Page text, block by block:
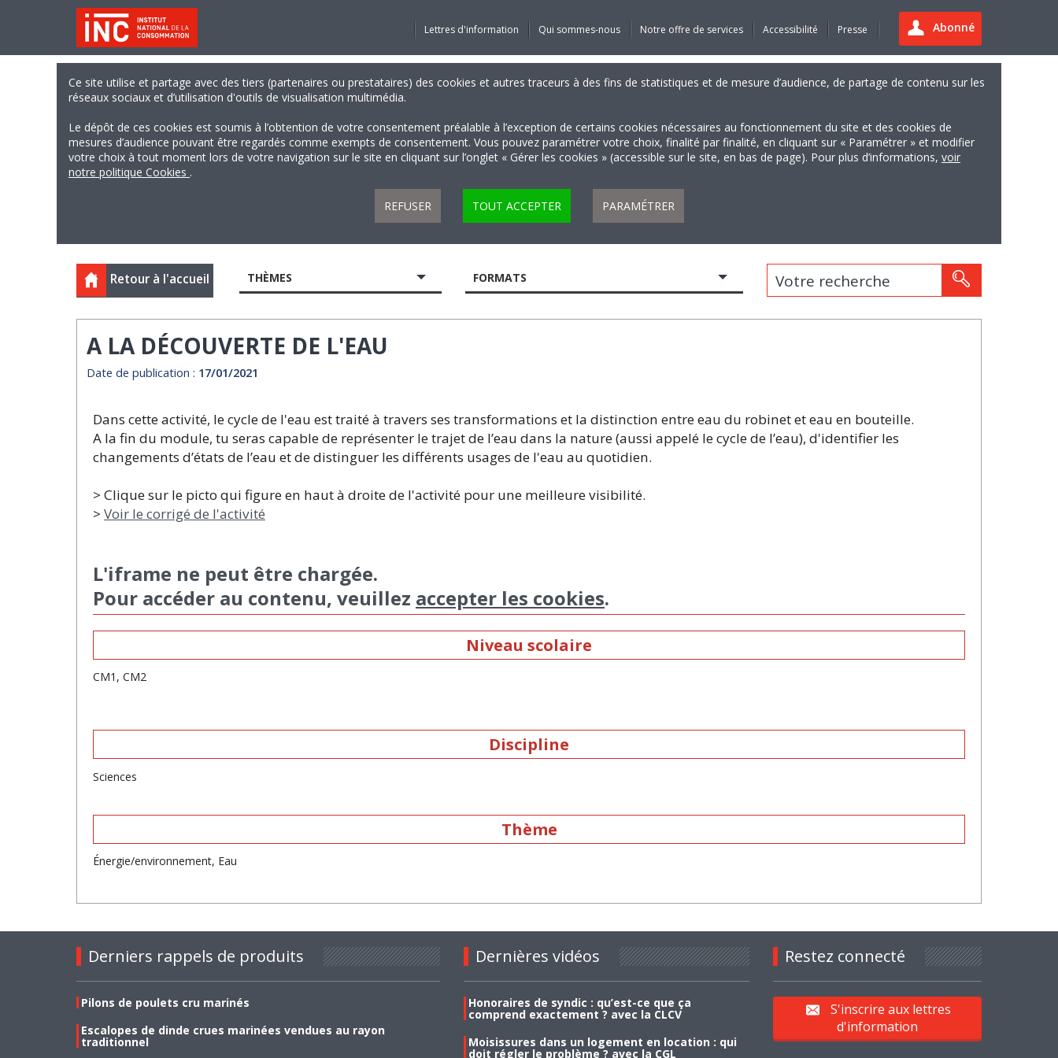
Abonné
Lettres d'information Qui sommes-nous Notre offre de services Accessibilité Presse
Ce site utilise et partage avec des tiers (partenaires ou prestataires) des cookies et autres traceurs à des fins de statistiques et de mesure d’audience, de partage de contenu sur les
réseaux sociaux et d’utilisation d'outils de visualisation multimédia.
Le dépôt de ces cookies est soumis à l’obtention de votre consentement préalable à l’exception de certains cookies nécessaires au fonctionnement du site et des cookies de
mesures d’audience pouvant être regardés comme exempts de consentement. Vous pouvez paramétrer votre choix, finalité par finalité, en cliquant sur « Paramétrer » et modifier
votre choix à tout moment lors de votre navigation sur le site en cliquant sur l’onglet « Gérer les cookies » (accessible sur le site, en bas de page). Pour plus d’informations, voir
notre politique Cookies .
REFUSER TOUT ACCEPTER PARAMÉTRER
Retour à l'accueil THÈMES FORMATS Votre recherche
A LA DÉCOUVERTE DE L'EAU
Date de publication : 17/01/2021
Dans cette activité, le cycle de l'eau est traité à travers ses transformations et la distinction entre eau du robinet et eau en bouteille.
A la fin du module, tu seras capable de représenter le trajet de l’eau dans la nature (aussi appelé le cycle de l’eau), d'identifier les
changements d’états de l’eau et de distinguer les différents usages de l'eau au quotidien.
> Clique sur le picto qui figure en haut à droite de l'activité pour une meilleure visibilité.
> Voir le corrigé de l'activité
L'iframe ne peut être chargée.
Pour accéder au contenu, veuillez accepter les cookies.
Niveau scolaire
CM1, CM2
Discipline
Sciences
Thème
Énergie/environnement, Eau
Derniers rappels de produits
Pilons de poulets cru marinés
Escalopes de dinde crues marinées vendues au rayon
traditionnel
Dernières vidéos
Honoraires de syndic : qu’est-ce que ça
comprend exactement ? avec la CLCV
Moisissures dans un logement en location : qui
doit régler le problème ? avec la CGL
Restez connecté
S'inscrire aux lettres
d'information